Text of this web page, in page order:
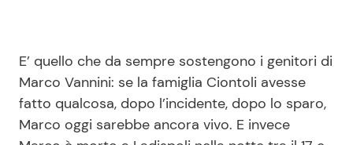
E’ quello che da sempre sostengono i genitori di
Marco Vannini: se la famiglia Ciontoli avesse
fatto qualcosa, dopo l’incidente, dopo lo sparo,
Marco oggi sarebbe ancora vivo. E invece